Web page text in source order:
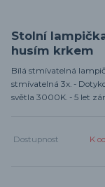
Stolní
husím krkem
Bílá stmívatelná
stmívatelná 3x. -
světla 3000K. - 5 let
Dostupnost K